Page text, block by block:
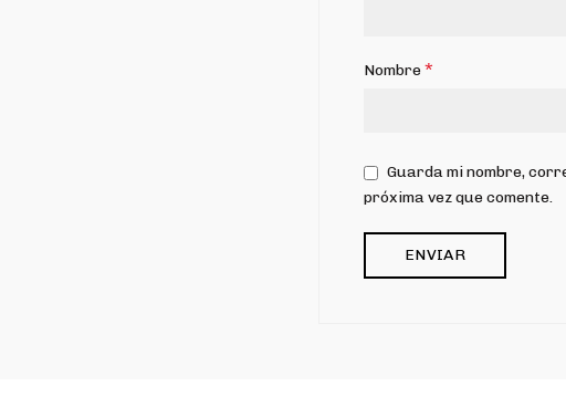
Nombre*
Guarda mi nombre,
próxima vez que comente.